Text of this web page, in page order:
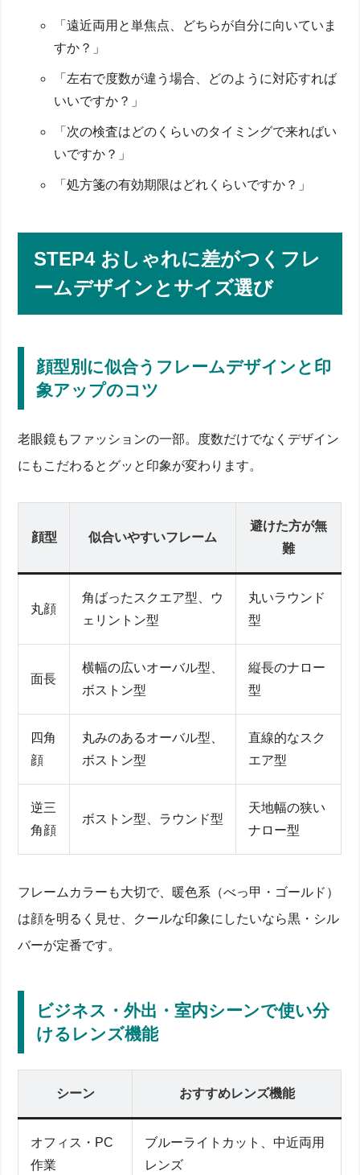
「遠近両用と単焦点、どちらが自分に向いていま
すか？」
「左右で度数が違う場合、どのように対応すれば
いいですか？」
「次の検査はどのくらいのタイミングで来ればい
いですか？」
「処方箋の有効期限はどれくらいですか？」
STEP4 おしゃれに差がつくフレ
ームデザインとサイズ選び
顔型別に似合うフレームデザインと印
象アップのコツ
老眼鏡もファッションの一部。度数だけでなくデザイン
にもこだわるとグッと印象が変わります。
顔型 似合いやすいフレーム
避けた方が無
難
丸顔
角ばったスクエア型、ウ
ェリントン型
丸いラウンド
型
面長
横幅の広いオーバル型、
ボストン型
縦長のナロー
型
四角
顔
丸みのあるオーバル型、
ボストン型
直線的なスク
エア型
逆三
角顔
ボストン型、ラウンド型
天地幅の狭い
ナロー型
フレームカラーも大切で、暖色系（べっ甲・ゴールド）
は顔を明るく見せ、クールな印象にしたいなら黒・シル
バーが定番です。
ビジネス・外出・室内シーンで使い分
けるレンズ機能
シーン おすすめレンズ機能
オフィス・PC
作業
ブルーライトカット、中近両用
レンズ